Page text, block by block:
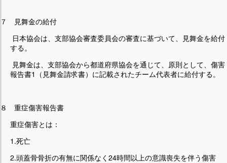
７ 見舞金の給付
日本協会は、支部協会審査委員会の審査に基づいて、見舞金を給付
する。
見舞金は、支部協会から都道府県協会を通じて、原則として、傷害
報告書1（見舞金請求書）に記載されたチーム代表者に給付する。
８ 重症傷害報告書
重症傷害とは：
1.死亡
2.頭蓋骨骨折の有無に関係なく24時間以上の意識喪失を伴う傷害